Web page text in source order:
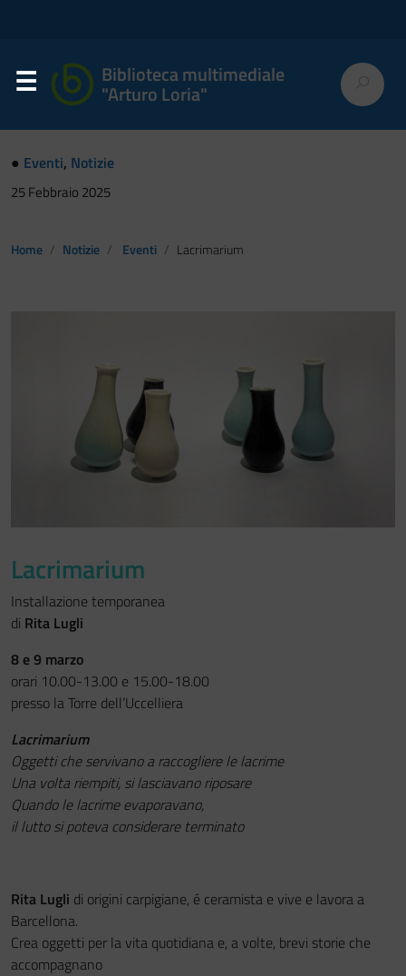
Biblioteca multimediale
"Arturo Loria"
Festa del Racconto
IL CASTELLO DEI RAGAZZI
● Eventi, Notizie
25 Febbraio 2025
Home Notizie Eventi Lacrimarium
Lacrimarium
Installazione temporanea
di Rita Lugli
8 e 9 marzo
orari 10.00-13.00 e 15.00-18.00
presso la Torre dell’Uccelliera
Lacrimarium
Oggetti che servivano a raccogliere le lacrime
Una volta riempiti, si lasciavano riposare
Quando le lacrime evaporavano,
il lutto si poteva considerare terminato
Rita Lugli di origini carpigiane, é ceramista e vive e lavora a
Barcellona.
Crea oggetti per la vita quotidiana e, a volte, brevi storie che
accompagnano